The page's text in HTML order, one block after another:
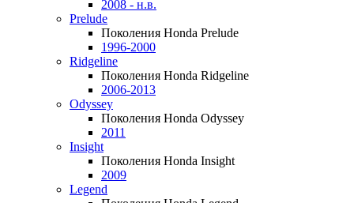
2008 - н.в.
Prelude
Поколения Honda Prelude
1996-2000
Ridgeline
Поколения Honda Ridgeline
2006-2013
Odyssey
Поколения Honda Odyssey
2011
Insight
Поколения Honda Insight
2009
Legend